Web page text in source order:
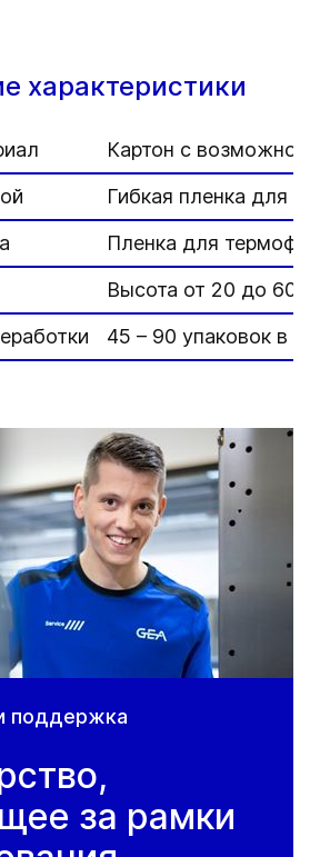
характеристики
Картон с
Гибкая пленка для
Пленка для
Высота от 20 до 60
45 – 90 упаковок в
поддержка
за рамки